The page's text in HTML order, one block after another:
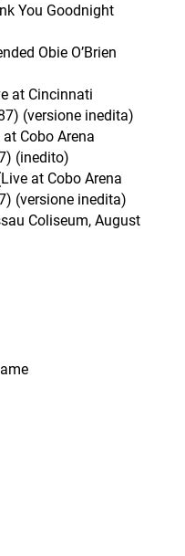
You Goodnight
Obie O’Brien
at Cincinnati
(versione inedita)
at Cobo Arena
(inedito)
at Cobo Arena
(versione inedita)
Coliseum, August